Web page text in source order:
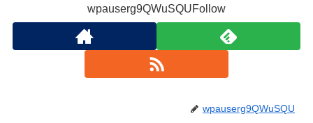
wpauserg9QWuSQUFollow
wpauserg9QWuSQU